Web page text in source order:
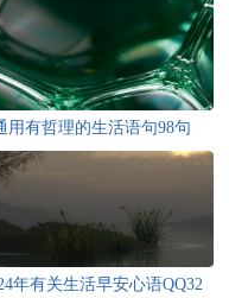
用有哲理的生活语句98句
年有关生活早安心语QQ32